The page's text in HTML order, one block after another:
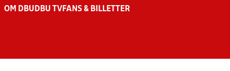
OM DBU DBU TV FANS & BILLETTER